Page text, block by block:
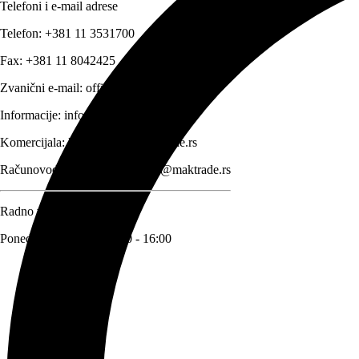
Telefoni i e-mail adrese
Telefon: +381 11 3531700
Fax: +381 11 8042425
Zvanični e-mail: office@maktrade.rs
Informacije: info@maktrade.rs
Komercijala:komercijala@maktrade.rs
Računovodstvo:
racunovodstvo@maktrade.rs
Radno vreme
Ponedeljak – Petak: 08:00 - 16:00